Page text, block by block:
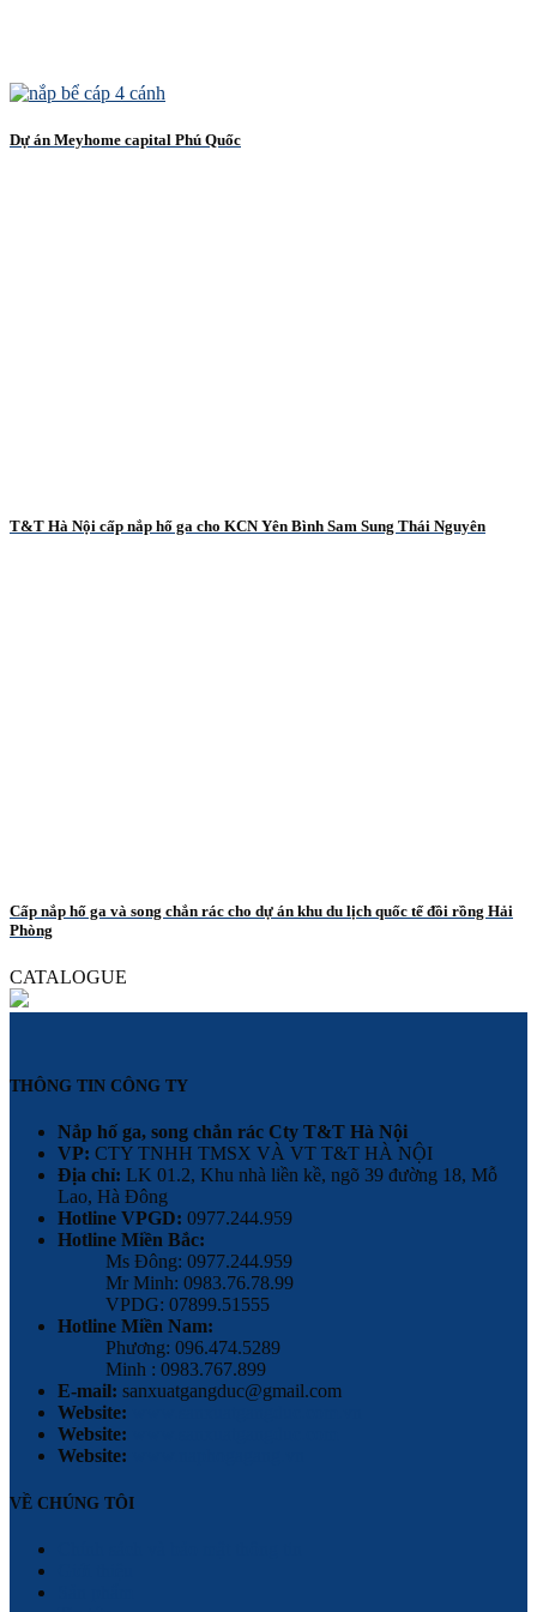
Dự án Meyhome capital Phú Quốc
T&T Hà Nội cấp nắp hố ga cho KCN Yên Bình Sam Sung Thái Nguyên
Cấp nắp hố ga và song chắn rác cho dự án khu du lịch quốc tế đồi rồng Hải
Phòng
CATALOGUE
THÔNG TIN CÔNG TY
Nắp hố ga, song chắn rác Cty T&T Hà Nội
VP: CTY TNHH TMSX VÀ VT T&T HÀ NỘI
Địa chỉ: LK 01.2, Khu nhà liền kề, ngõ 39 đường 18, Mỗ
Lao, Hà Đông
Hotline VPGD: 0977.244.959
Hotline Miền Bắc:
Ms Đông: 0977.244.959
Mr Minh: 0983.76.78.99
VPDG: 07899.51555
Hotline Miền Nam:
Phương: 096.474.5289
Minh : 0983.767.899
E-mail: sanxuatgangduc@gmail.com
Website:
Website:
Website:
VỀ CHÚNG TÔI